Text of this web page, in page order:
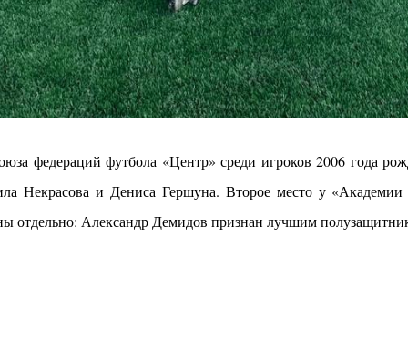
федераций футбола «Центр» среди игроков 2006 года
Некрасова и Дениса Гершуна. Второе место у
отдельно: Александр Демидов признан лучшим